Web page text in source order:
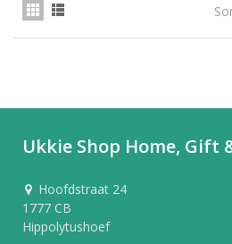
Ukkie Shop Home, Gift
Hoofdstraat 24
1777 CB
Hippolytushoef